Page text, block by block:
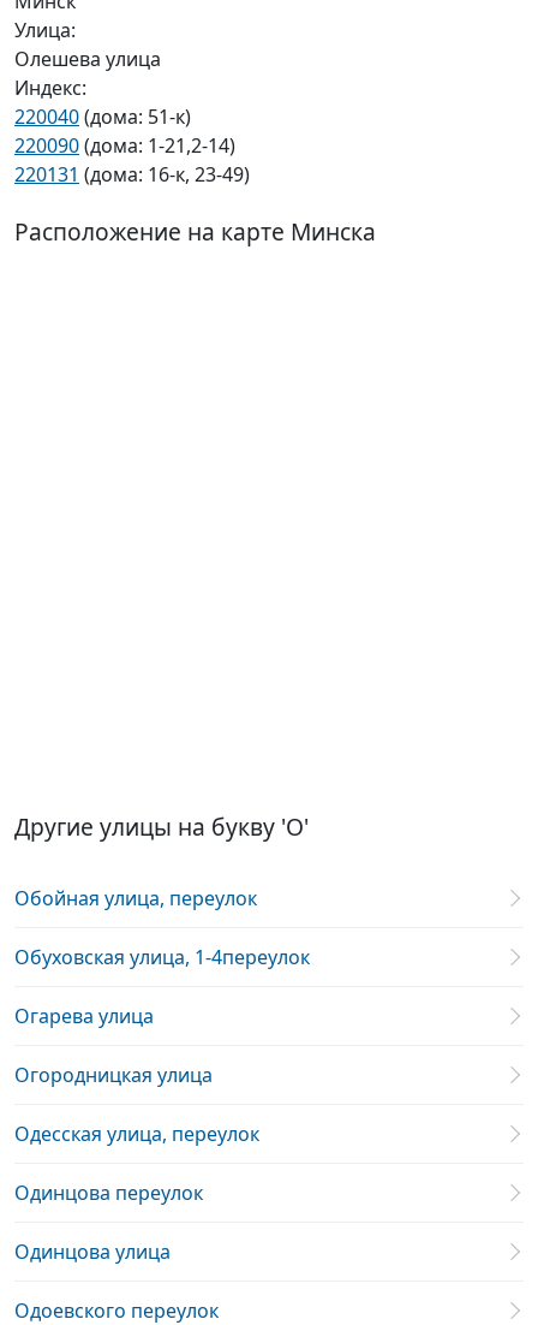
Улица:
Олешева улица
Индекс:
220040(дома: 51-к)
220090(дома: 1-21,2-14)
220131 (дома: 16-к, 23-49)
Расположение на карте Минска
Другие улицы на букву 'О'
Обойная улица, переулок
Обуховская улица, 1-4переулок
Огарева улица
Огородницкая улица
Одесская улица, переулок
Одинцова переулок
Одинцова улица
Одоевского переулок